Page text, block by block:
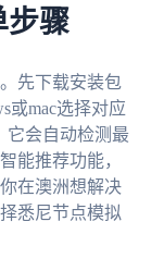
步骤
先下载安装包
mac选择对应
它会自动检测最
能推荐功能，
在澳洲想解决
悉尼节点模拟